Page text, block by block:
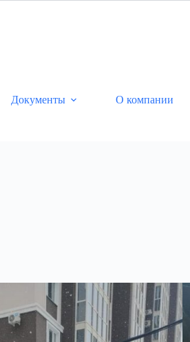
Документы О компании